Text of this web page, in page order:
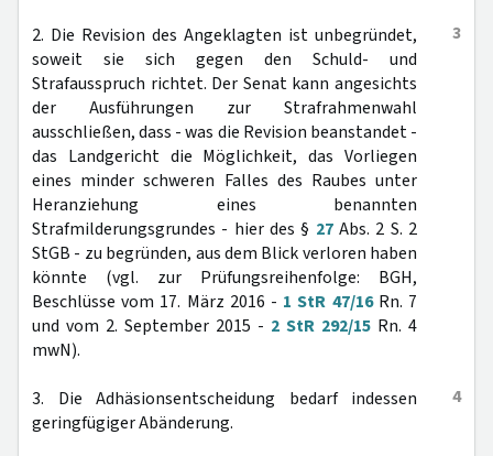
3
2. Die Revision des Angeklagten ist unbegründet,
soweit sie sich gegen den Schuld- und
Strafausspruch richtet. Der Senat kann angesichts
der Ausführungen zur Strafrahmenwahl
ausschließen, dass - was die Revision beanstandet -
das Landgericht die Möglichkeit, das Vorliegen
eines minder schweren Falles des Raubes unter
Heranziehung eines benannten
Strafmilderungsgrundes - hier des § 27Abs. 2 S. 2
StGB - zu begründen, aus dem Blick verloren haben
könnte (vgl. zur Prüfungsreihenfolge: BGH,
Beschlüsse vom 17. März 2016 - 1 StR 47/16Rn. 7
und vom 2. September 2015 - 2 StR 292/15 Rn. 4
mwN).
4
3. Die Adhäsionsentscheidung bedarf indessen
geringfügiger Abänderung.